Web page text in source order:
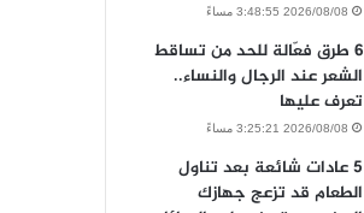
2026/08/08 3:48:55 مساءً
6 طرق فعّالة للحد من تساقط
الشعر عند الرجال والنساء..
تعرف عليها
2026/08/08 3:25:21 مساءً
5 عادات شائعة بعد تناول
الطعام قد تزعج جهازك